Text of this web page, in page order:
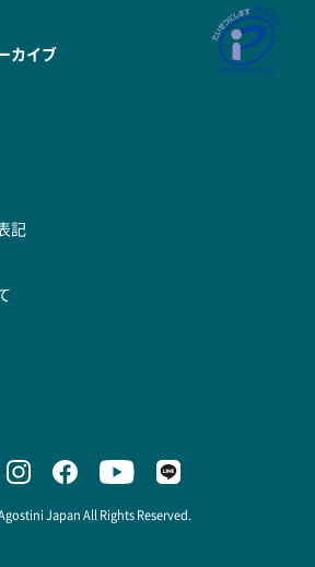
カイブ
記
Japan All Rights Reserved.